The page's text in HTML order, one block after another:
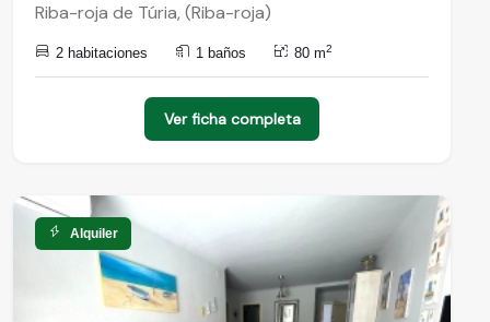
Riba-roja de Túria, (Riba-roja)
2 habitaciones 1 baños 80 m2
Ver ficha completa
Alquiler